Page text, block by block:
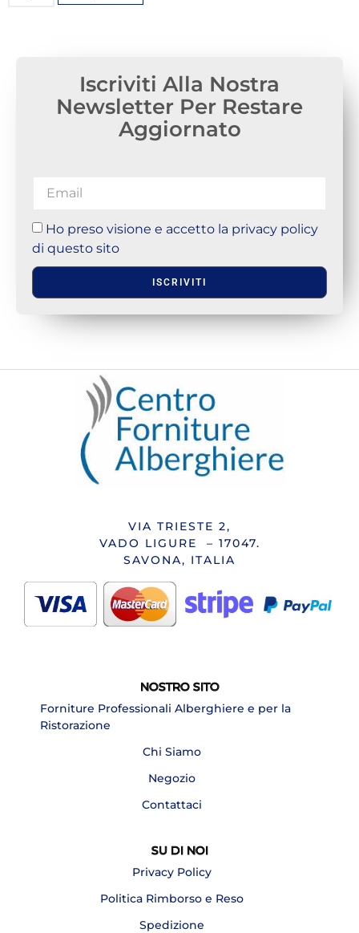
Iscriviti Alla Nostra
Newsletter Per Restare
Aggiornato
Ho preso visione e accetto la privacy policy
di questo sito
ISCRIVITI
VIA TRIESTE 2,
VADO LIGURE – 17047.
SAVONA, ITALIA
NOSTRO SITO
Forniture Professionali Alberghiere e per la
Ristorazione
Chi Siamo
Negozio
Contattaci
SU DI NOI
Privacy Policy
Politica Rimborso e Reso
Spedizione